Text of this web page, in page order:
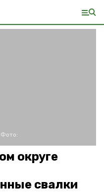
Фото:
округе
свалки